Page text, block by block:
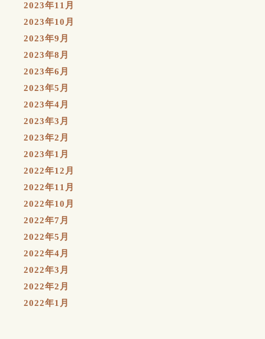
2023年11月
2023年10月
2023年9月
2023年8月
2023年6月
2023年5月
2023年4月
2023年3月
2023年2月
2023年1月
2022年12月
2022年11月
2022年10月
2022年7月
2022年5月
2022年4月
2022年3月
2022年2月
2022年1月